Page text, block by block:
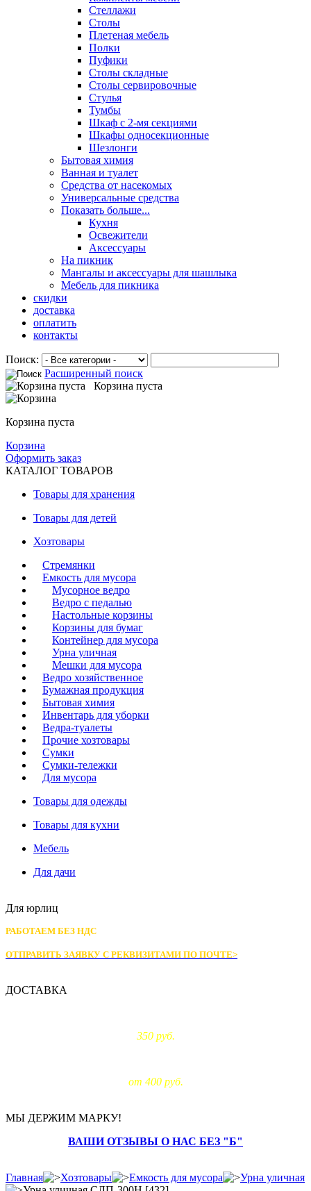
Стеллажи
Столы
Плетеная мебель
Полки
Пуфики
Столы складные
Столы сервировочные
Стулья
Тумбы
Шкаф с 2-мя секциями
Шкафы односекционные
Шезлонги
Бытовая химия
Ванная и туалет
Средства от насекомых
Универсальные средства
Показать больше...
Кухня
Освежители
Аксессуары
На пикник
Мангалы и аксессуары для шашлыка
Мебель для пикника
скидки
доставка
оплатить
контакты
Поиск:
Расширенный поиск
Корзина пуста
Корзина пуста
Корзина
Оформить заказ
КАТАЛОГ ТОВАРОВ
Товары для хранения
Товары для детей
Хозтовары
Стремянки
Емкость для мусора
Мусорное ведро
Ведро с педалью
Настольные корзины
Корзины для бумаг
Контейнер для мусора
Урна уличная
Мешки для мусора
Ведро хозяйственное
Бумажная продукция
Бытовая химия
Инвентарь для уборки
Ведра-туалеты
Прочие хозтовары
Сумки
Сумки-тележки
Для мусора
Товары для одежды
Товары для кухни
Мебель
Для дачи
Для юрлиц
РАБОТАЕМ БЕЗ НДС
ОТПРАВИТЬ ЗАЯВКУ С РЕКВИЗИТАМИ ПО ПОЧТЕ>
ДОСТАВКА
350 руб.
от 400 руб.
МЫ ДЕРЖИМ МАРКУ!
ВАШИ ОТЗЫВЫ О НАС БЕЗ "Б"
Главная Хозтовары Емкость для мусора
Урна уличная